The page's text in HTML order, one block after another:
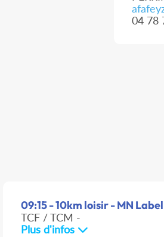
04 78
09:15 - 10km loisir - MN
TCF / TCM -
Plus d'infos